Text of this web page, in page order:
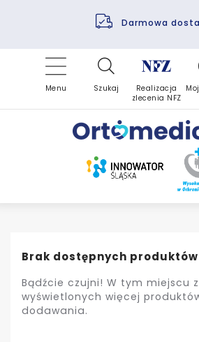
Darmowa
PomocFinansowanie
Refundacja
Zrealizuj zlecenie
Menu Szukaj
Realizacja
zlecenia NFZ
Brak dostępnych
Bądźcie czujni! W tym miejscu
wyświetlonych więcej
dodawania.